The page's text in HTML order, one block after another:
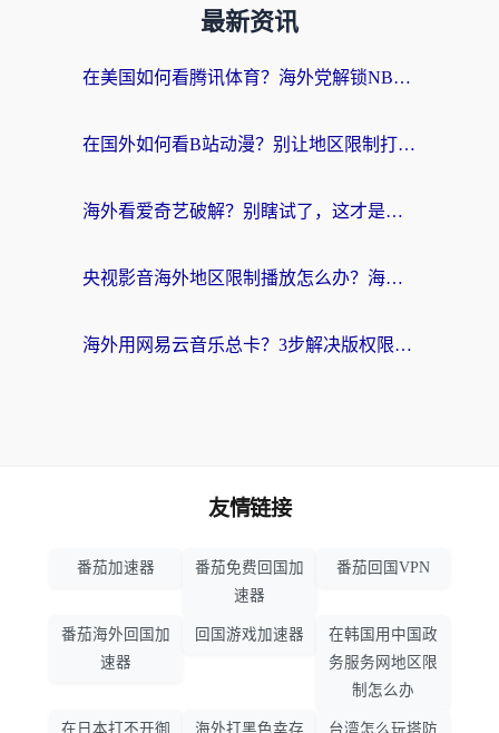
最新资讯
在美国如何看腾讯体育？海外党解锁NBA欧洲杯直播的终极攻略
在国外如何看B站动漫？别让地区限制打断你的追番节奏
海外看爱奇艺破解？别瞎试了，这才是留学生华人追剧看球的正确打开方式
央视影音海外地区限制播放怎么办？海外党亲测有效的回国加速指南
海外用网易云音乐总卡？3步解决版权限制+卡顿，还能听喜马拉雅！
友情链接
番茄加速器
番茄免费回国加
速器
番茄回国VPN
番茄海外回国加
速器
回国游戏加速器
在韩国用中国政
务服务网地区限
制怎么办
在日本打不开御 海外打黑色幸存 台湾怎么玩塔防